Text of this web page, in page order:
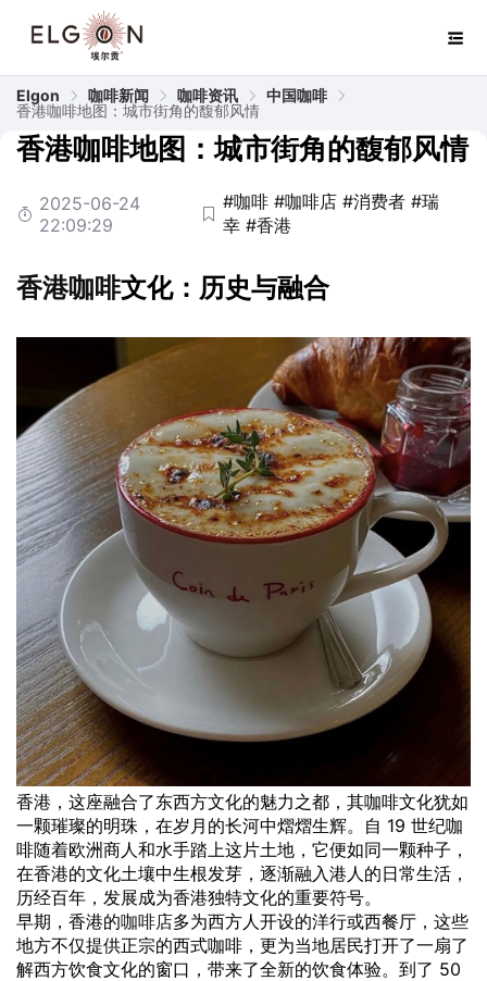
Elgon 咖啡新闻 咖啡资讯
中国咖啡
香港咖啡地图：城市街角的馥郁风情
香港咖啡地图：城市街角的馥郁风情
2025-06-24
22:09:29
#咖啡 #咖啡店 #消费者 #瑞
幸 #香港
香港咖啡文化：历史与融合
香港，这座融合了东西方文化的魅力之都，其咖啡文化犹如
一颗璀璨的明珠，在岁月的长河中熠熠生辉。自 19 世纪咖
啡随着欧洲商人和水手踏上这片土地，它便如同一颗种子，
在香港的文化土壤中生根发芽，逐渐融入港人的日常生活，
历经百年，发展成为香港独特文化的重要符号。
早期，香港的咖啡店多为西方人开设的洋行或西餐厅，这些
地方不仅提供正宗的西式咖啡，更为当地居民打开了一扇了
解西方饮食文化的窗口，带来了全新的饮食体验。到了 50